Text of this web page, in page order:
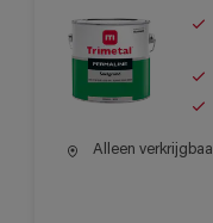
Alleen